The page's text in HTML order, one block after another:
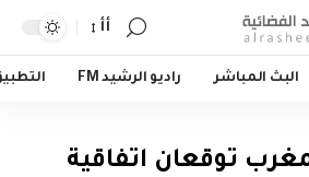
أأ
البث المباشر راديو الرشيد FM
توقعان اتفاقية